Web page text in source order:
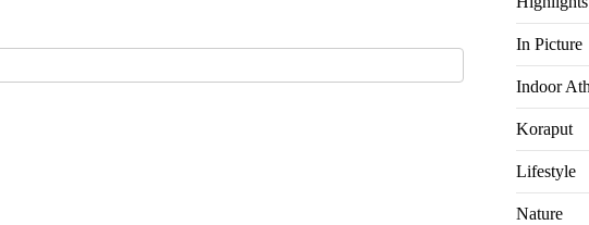
In Picture
Indoor
Koraput
Lifestyle
Nature